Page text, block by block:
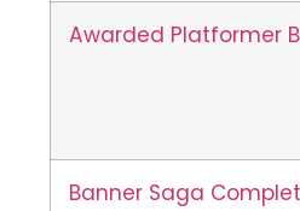
Awarded Platformer
Banner Saga